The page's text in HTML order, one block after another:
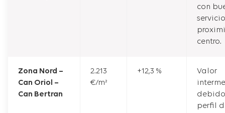
con
centro.
Zona Nord –
Can Oriol –
Can Bertran
2.213
€/m²
+12,3 %
Valor
perfil